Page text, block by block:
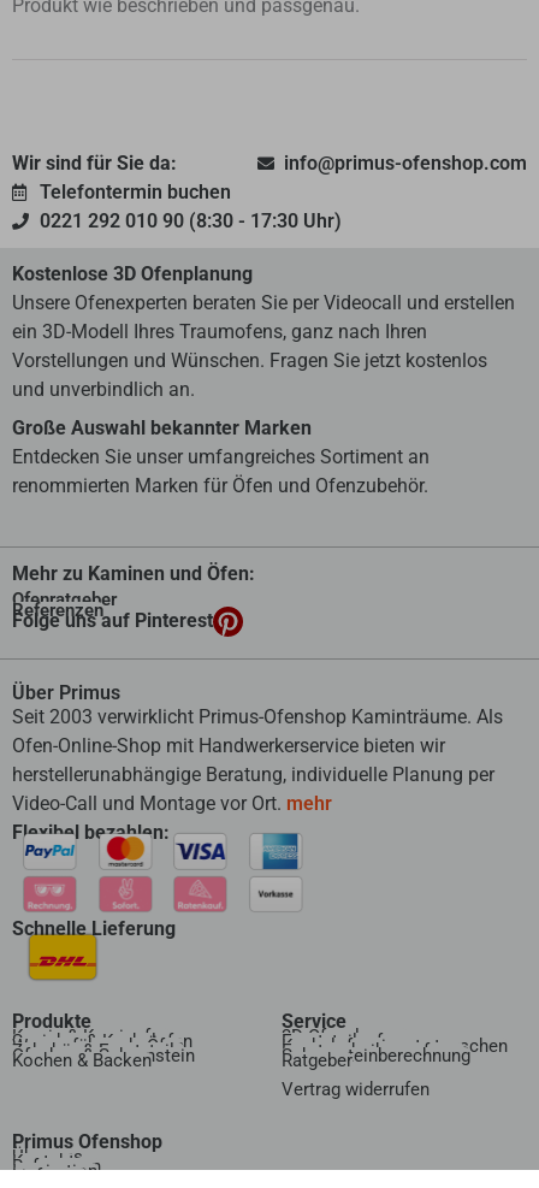
Produkt wie beschrieben und passgenau.
Wir sind für Sie da:
info@primus-ofenshop.com
Telefontermin buchen
0221 292 010 90 (8:30 - 17:30 Uhr)
Kostenlose 3D Ofenplanung
Unsere Ofenexperten beraten Sie per Videocall und erstellen
ein 3D-Modell Ihres Traumofens, ganz nach Ihren
Vorstellungen und Wünschen. Fragen Sie jetzt kostenlos
und unverbindlich an.
Große Auswahl bekannter Marken
Entdecken Sie unser umfangreiches Sortiment an
renommierten Marken für Öfen und Ofenzubehör.
Mehr zu Kaminen und Öfen:
Ofenratgeber
Referenzen
Folge uns auf Pinterest
Über Primus
Seit 2003 verwirklicht Primus-Ofenshop Kaminträume. Als
Ofen-Online-Shop mit Handwerkerservice bieten wir
herstellerunabhängige Beratung, individuelle Planung per
Video-Call und Montage vor Ort. mehr
Flexibel bezahlen:
Schnelle Lieferung
Produkte
Kamin & Kaminofen
Speicher & Kachelofen
Wasserführende Öfen
Zubehör & Ersatzteile
Ofenbau & Schornstein
Kochen & Backen
Service
3D Ofenplanung
Ersatzteilanfrage
Kachelofeneinsatz tauschen
Ersatzscheibenanfrage
Schornsteinberechnung
Ratgeber
Vertrag widerrufen​
Primus Ofenshop
Über uns
Kontakt
Referenzen
Inspiration
Lieferung